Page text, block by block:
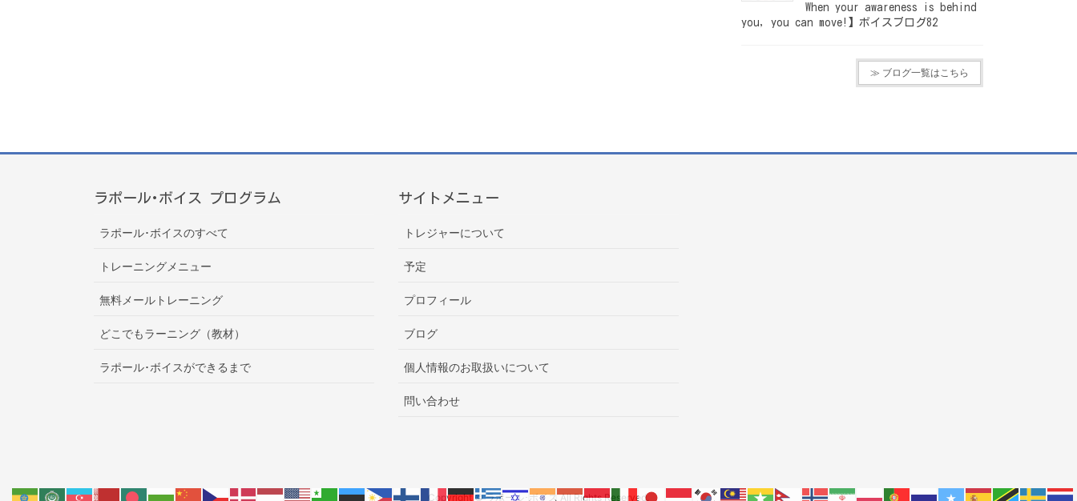
When your awareness is behind
you, you can move!】ボイスブログ82
≫ ブログ一覧はこちら
ラポール･ボイス プログラム
ラポール･ボイスのすべて
トレーニングメニュー
無料メールトレーニング
どこでもラーニング（教材）
ラポール･ボイスができるまで
サイトメニュー
トレジャーについて
予定
プロフィール
ブログ
個人情報のお取扱いについて
問い合わせ
Copyright © ラポール･ボイス All Rights Reserved.